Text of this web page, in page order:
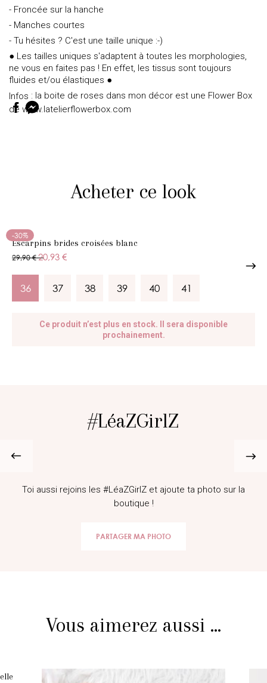
- Froncée sur la hanche
- Manches courtes
- Tu hésites ? C'est une taille unique :-)
● Les tailles uniques s'adaptent à toutes les morphologies,
ne vous en faites pas ! En effet, les tissus sont toujours
fluides et/ou élastiques ●
Infos : la boite de roses dans mon décor est une Flower Box
de www.latelierflowerbox.com
Acheter ce look
-30%
Escarpins brides croisées blanc
29,90 € 20,93 €
36 37 38 39 40 41
Ce produit n’est plus en stock. Il sera disponible
prochainement.
#LéaZGirlZ
Toi aussi rejoins les #LéaZGirlZ et ajoute ta photo sur la
boutique !
PARTAGER MA PHOTO
Vous aimerez aussi ...